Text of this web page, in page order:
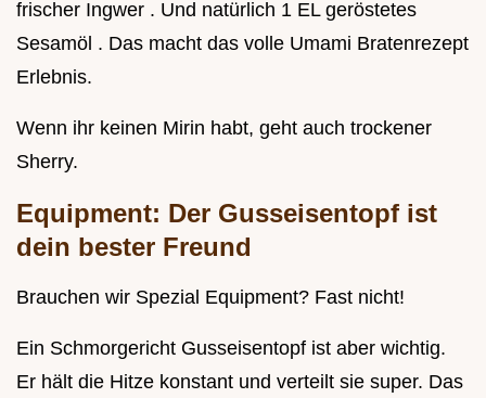
frischer Ingwer . Und natürlich 1 EL geröstetes
Sesamöl . Das macht das volle Umami Bratenrezept
Erlebnis.
Wenn ihr keinen Mirin habt, geht auch trockener
Sherry.
Equipment: Der Gusseisentopf ist
dein bester Freund
Brauchen wir Spezial Equipment? Fast nicht!
Ein Schmorgericht Gusseisentopf ist aber wichtig.
Er hält die Hitze konstant und verteilt sie super. Das